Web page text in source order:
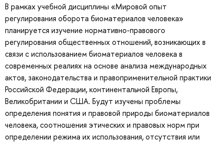
В рамках учебной дисциплины «Мировой опыт
регулирования оборота биоматериалов человека»
планируется изучение нормативно-правового
регулирования общественных отношений, возникающих в
связи с использованием биоматериалов человека в
современных реалиях на основе анализа международных
актов, законодательства и правоприменительной практики
Российской Федерации, континентальной Европы,
Великобритании и США. Будут изучены проблемы
определения понятия и правовой природы биоматериалов
человека, соотношения этических и правовых норм при
определении режима их использования, отсутствия или